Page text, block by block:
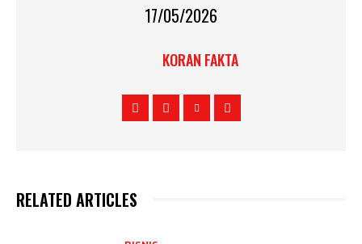
17/05/2026
KORAN FAKTA
RELATED ARTICLES